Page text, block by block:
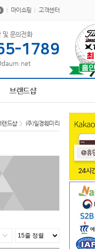
마이쇼핑 고객센터
스텔 칫솔 책갈
및 문의전화
1789
브랜드샵
랜드샵 > (주)일경훼미리